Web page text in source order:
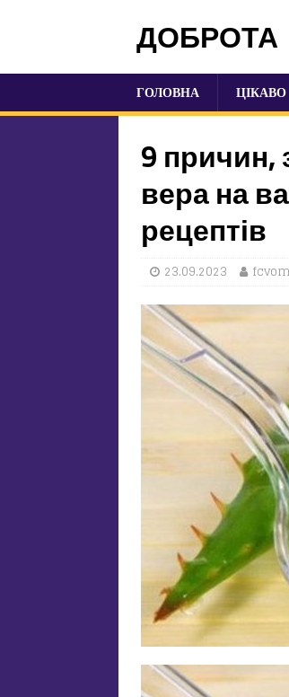
ДОБРОТА
ГОЛОВНА ЦІКАВО
9 причин,
вера на
рецептів
23.09.2023